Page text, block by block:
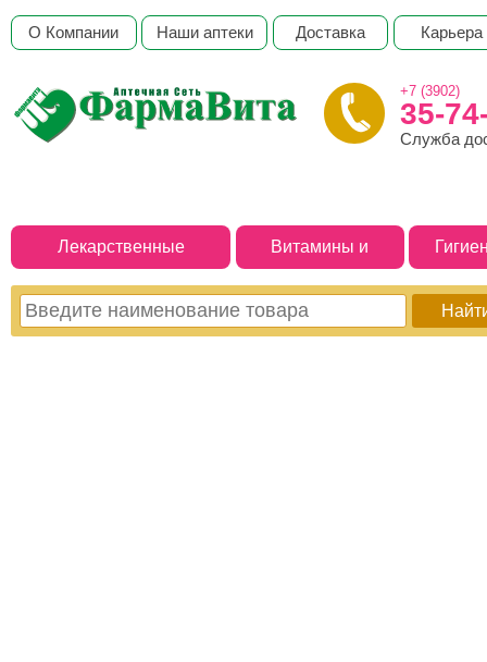
О Компании Наши аптеки Доставка Карьера
+7 (3902)
35-
Служба
Лекарственные
препараты
Витамины и
БАДы